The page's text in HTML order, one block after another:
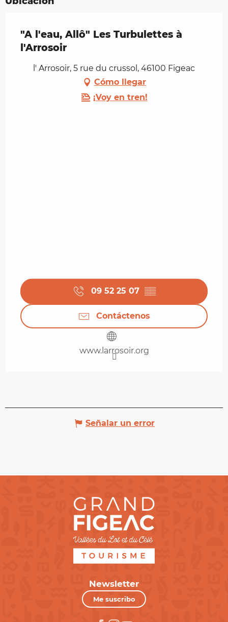
"A l'eau, Allô" Les Turbulettes à
l'Arrosoir
l' Arrosoir, 5 rue du crussol, 46100 Figeac
Cómo llegar
¡Voy en tren!
09 52 25 07 ▒▒
Contáctenos
www.larrosoir.org
Señalar un error
Newsletter
Me suscribo